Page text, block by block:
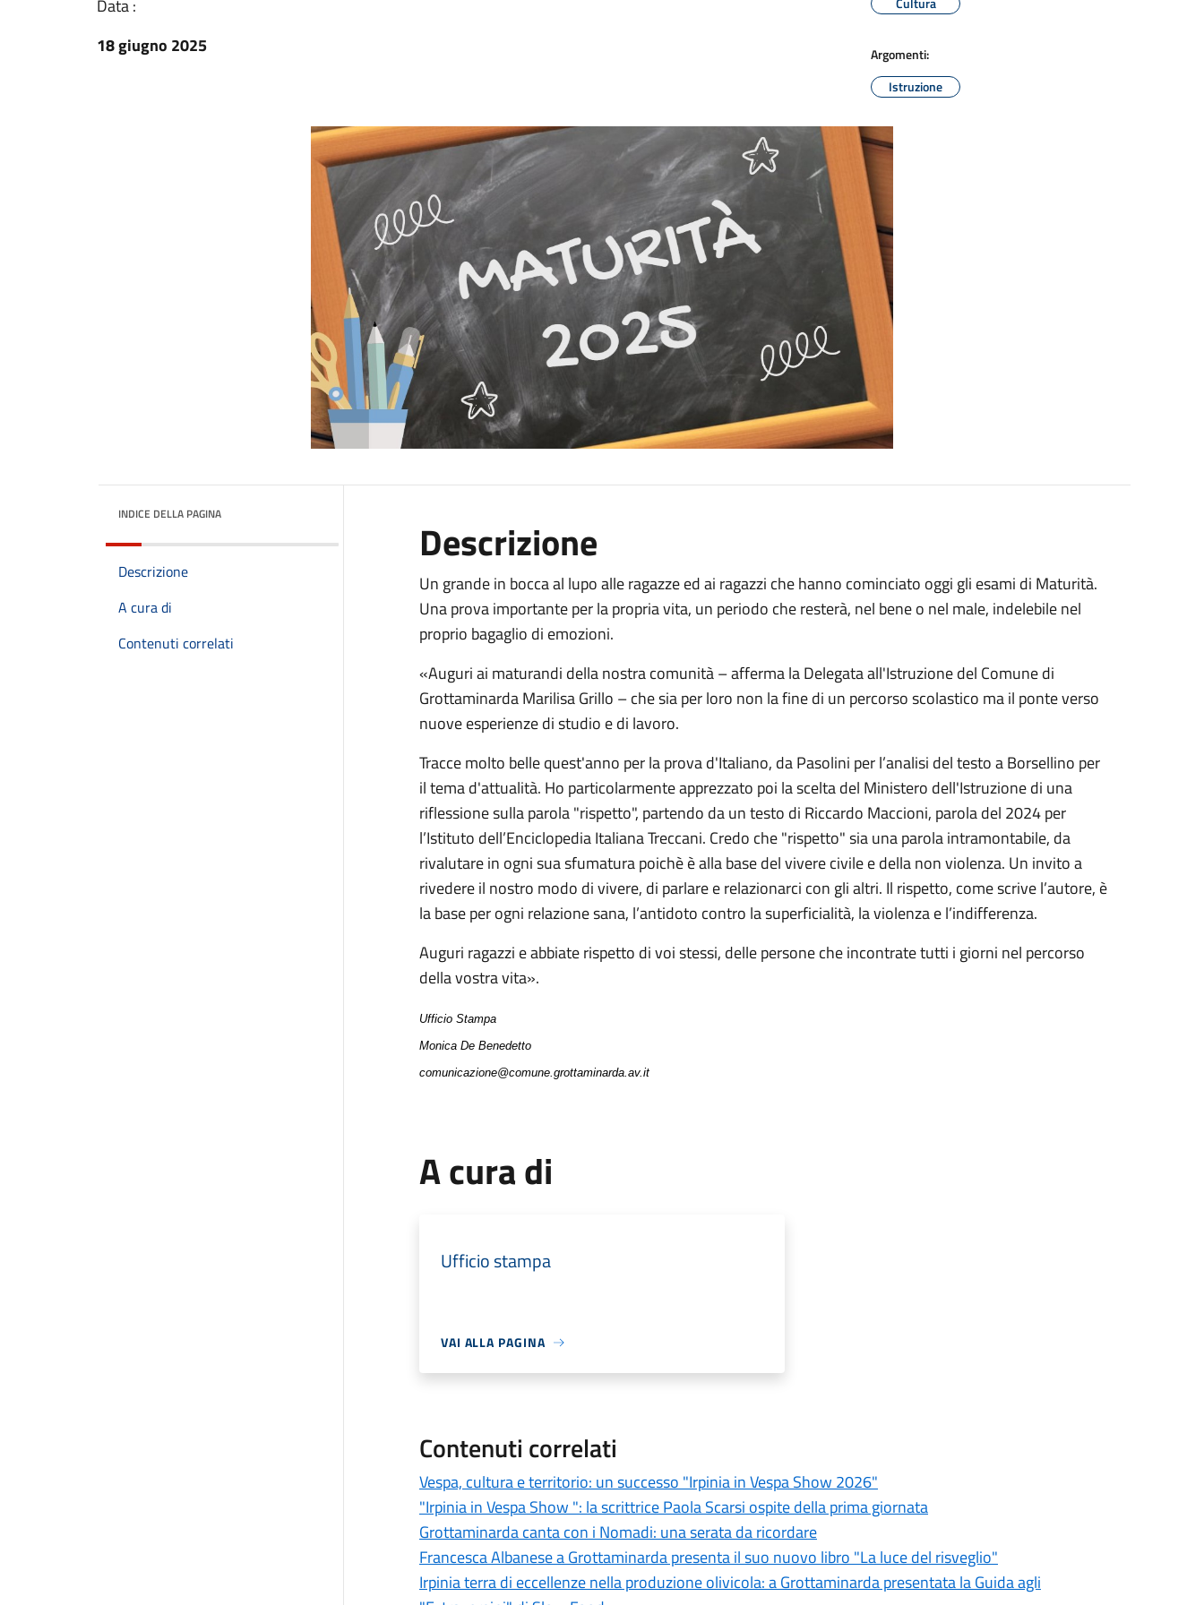
Data :
18 giugno 2025
Argomenti:
Istruzione
INDICE DELLA PAGINA
Descrizione
A cura di
Contenuti correlati
Descrizione
Un grande in bocca al lupo alle ragazze ed ai ragazzi che hanno cominciato oggi gli esami di Maturità.
Una prova importante per la propria vita, un periodo che resterà, nel bene o nel male, indelebile nel
proprio bagaglio di emozioni.
«Auguri ai maturandi della nostra comunità – afferma la Delegata all'Istruzione del Comune di
Grottaminarda Marilisa Grillo – che sia per loro non la fine di un percorso scolastico ma il ponte verso
nuove esperienze di studio e di lavoro.
Tracce molto belle quest'anno per la prova d'Italiano, da Pasolini per l’analisi del testo a Borsellino per
il tema d'attualità. Ho particolarmente apprezzato poi la scelta del Ministero dell'Istruzione di una
riflessione sulla parola "rispetto", partendo da un testo di Riccardo Maccioni, parola del 2024 per
l’Istituto dell’Enciclopedia Italiana Treccani. Credo che "rispetto" sia una parola intramontabile, da
rivalutare in ogni sua sfumatura poichè è alla base del vivere civile e della non violenza. Un invito a
rivedere il nostro modo di vivere, di parlare e relazionarci con gli altri. Il rispetto, come scrive l’autore, è
la base per ogni relazione sana, l’antidoto contro la superficialità, la violenza e l’indifferenza.
Auguri ragazzi e abbiate rispetto di voi stessi, delle persone che incontrate tutti i giorni nel percorso
della vostra vita».
Ufficio Stampa
Monica De Benedetto
comunicazione@comune.grottaminarda.av.it
A cura di
Ufficio stampa
VAI ALLA PAGINA
Contenuti correlati
Vespa, cultura e territorio: un successo "Irpinia in Vespa Show 2026"
"Irpinia in Vespa Show ": la scrittrice Paola Scarsi ospite della prima giornata
Grottaminarda canta con i Nomadi: una serata da ricordare
Francesca Albanese a Grottaminarda presenta il suo nuovo libro "La luce del risveglio"
Irpinia terra di eccellenze nella produzione olivicola: a Grottaminarda presentata la Guida agli